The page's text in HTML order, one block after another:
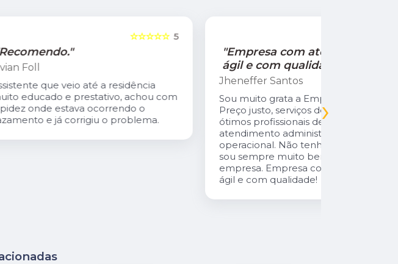
residência
achou com
o
o problema.
"Empresa com atendimento
ágil e com qualidade!"
Jheneffer Santos
Sou muito grata a Empresa Natural Gás.
Preço justo, serviços de qualidade,
ótimos profissionais desde o
atendimento administrativo ao
operacional. Não tenho o que reclamar,
sou sempre muito bem atendida pela
empresa. Empresa com atendimento
ágil e com qualidade!
›